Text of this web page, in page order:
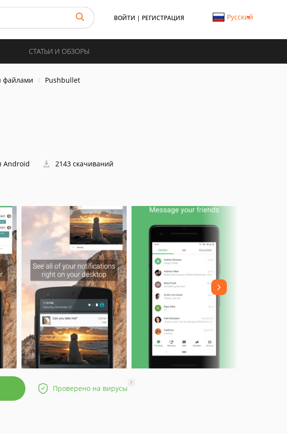
ВОЙТИ | РЕГИСТРАЦИЯ Русский
СТАТЬИ И ОБЗОРЫ
файлами Pushbullet
Android 2143 скачиваний
Проверено на вирусы
?